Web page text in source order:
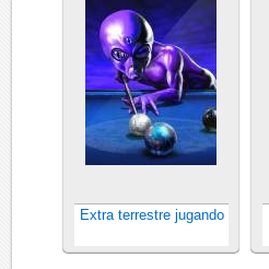
Extra terrestre jugando